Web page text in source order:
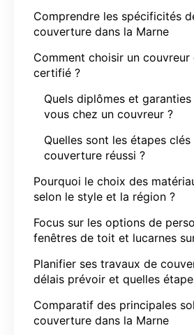
Comprendre les spécificités
couverture dans la Marne
Comment choisir un couvreur
certifié ?
Quels diplômes et
vous chez un couvreur ?
Quelles sont les étapes clés
couverture réussi ?
Pourquoi le choix des
selon le style et la région ?
Focus sur les options de
fenêtres de toit et lucarnes
Planifier ses travaux de
délais prévoir et quelles
Comparatif des principales
couverture dans la Marne